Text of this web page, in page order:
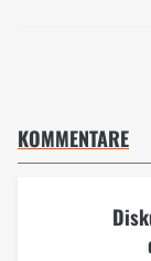
KOMMENTARE